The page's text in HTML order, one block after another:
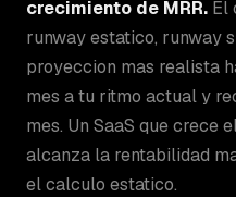
crecimiento de MRR. El
runway estatico, runway
proyeccion mas realista
mes a tu ritmo actual y
mes. Un SaaS que crece
alcanza la rentabilidad
el calculo estatico.